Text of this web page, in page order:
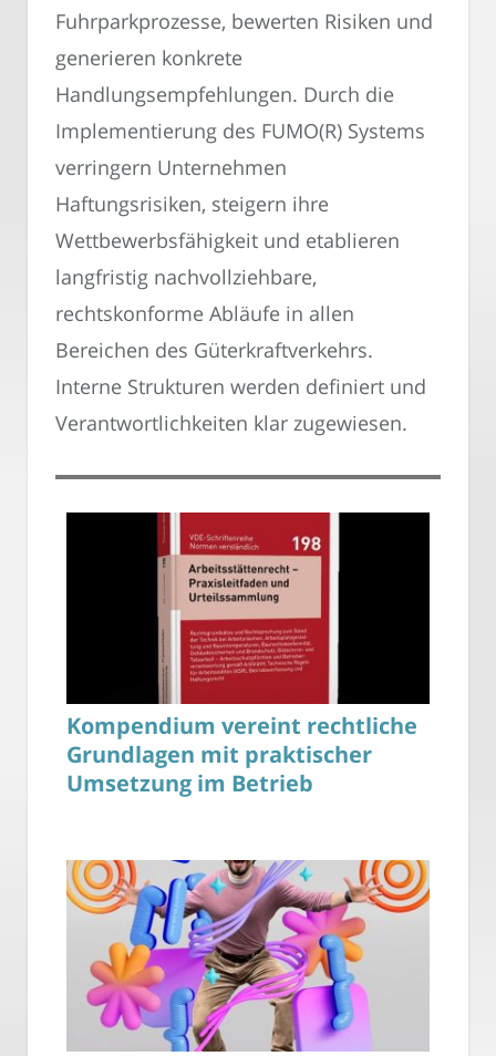
Fuhrparkprozesse, bewerten Risiken und
generieren konkrete
Handlungsempfehlungen. Durch die
Implementierung des FUMO(R) Systems
verringern Unternehmen
Haftungsrisiken, steigern ihre
Wettbewerbsfähigkeit und etablieren
langfristig nachvollziehbare,
rechtskonforme Abläufe in allen
Bereichen des Güterkraftverkehrs.
Interne Strukturen werden definiert und
Verantwortlichkeiten klar zugewiesen.
Kompendium vereint rechtliche
Grundlagen mit praktischer
Umsetzung im Betrieb